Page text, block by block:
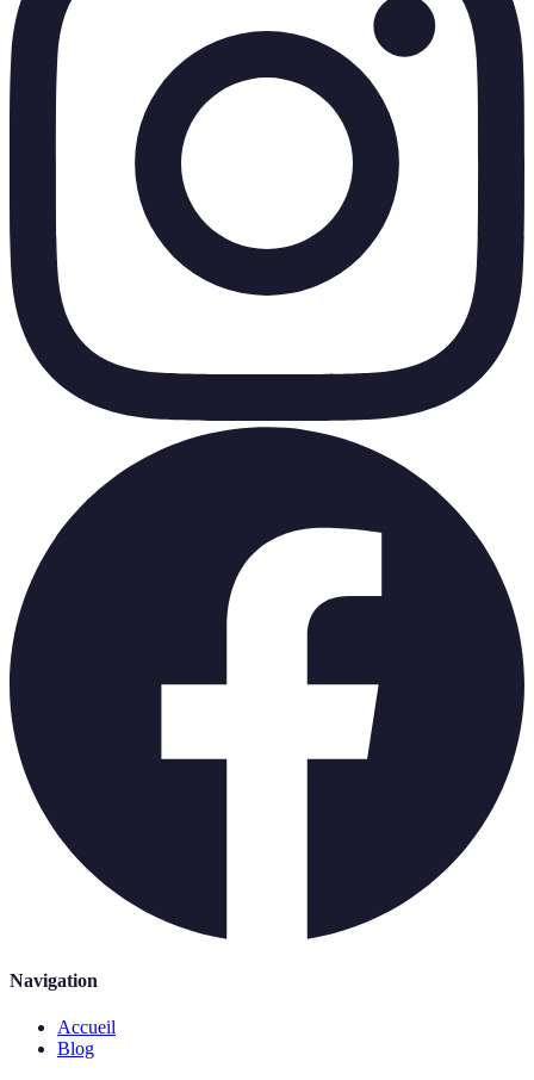
Navigation
Accueil
Blog